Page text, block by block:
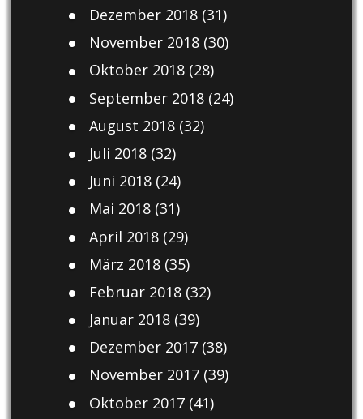
Dezember 2018(31)
November 2018(30)
Oktober 2018(28)
September 2018(24)
August 2018(32)
Juli 2018(32)
Juni 2018(24)
Mai 2018(31)
April 2018(29)
März 2018(35)
Februar 2018(32)
Januar 2018(39)
Dezember 2017(38)
November 2017(39)
Oktober 2017(41)